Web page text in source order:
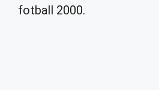
fotball 2000.